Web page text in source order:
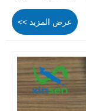
عرض المزيد >>